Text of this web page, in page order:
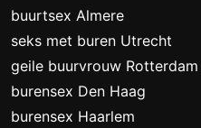
buurtsex Almere
seks met buren Utrecht
geile buurvrouw Rotterdam
burensex Den Haag
burensex Haarlem